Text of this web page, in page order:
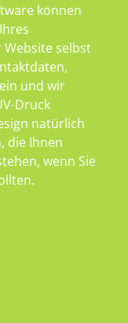
können
selbst
und wir
Druck
natürlich
die Ihnen
wenn Sie